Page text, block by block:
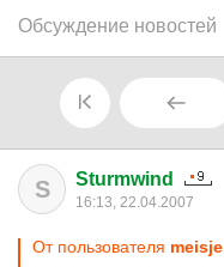
Обсуждение новостей
S Sturmwind
16:13, 22.04.2007
От пользователя meisje